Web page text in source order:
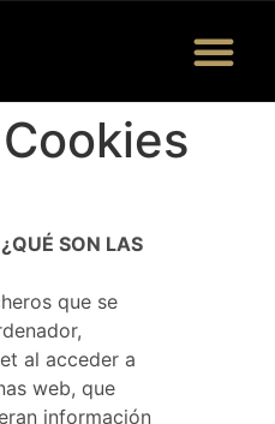
SON LAS
que se
al acceder a
web, que
información